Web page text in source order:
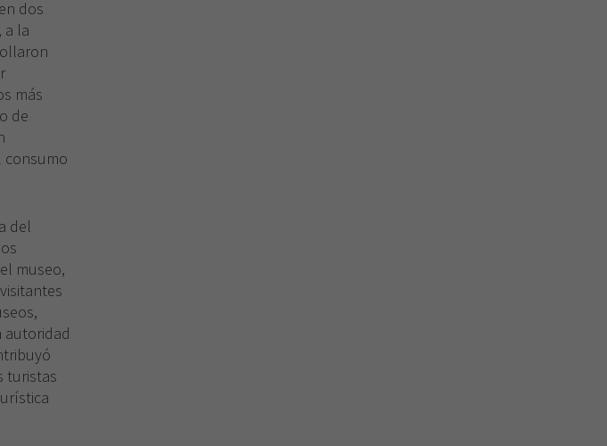
dos
a la
más
de
consumo
del
museo,
autoridad
turistas
Estas
opcionales.
para que
Para que
nuestra web
mejor posible
durante tu
visita. Si
rechaza estas
cookies,